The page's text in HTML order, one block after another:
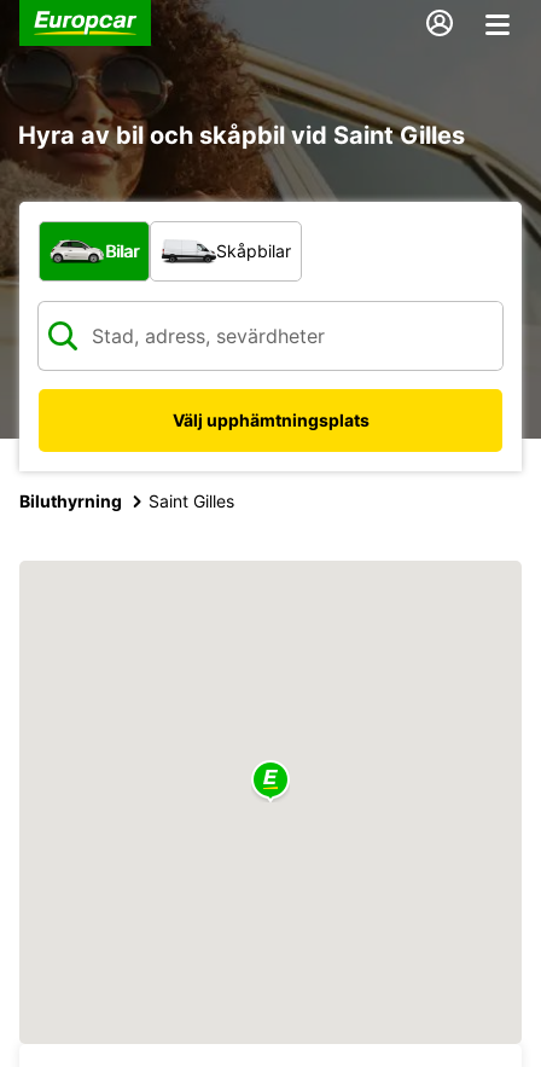
Hyra av bil och skåpbil vid Saint Gilles
Vilken typ av fordon?
Bilar Skåpbilar
Välj upphämtningsplats
Biluthyrning Saint Gilles